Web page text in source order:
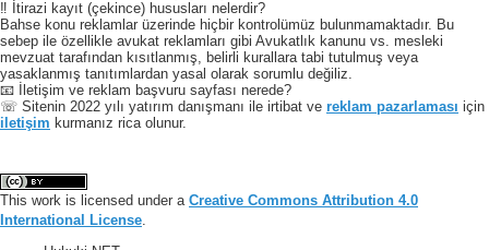
‼️ İtirazi kayıt (çekince) hususları nelerdir?
Bahse konu reklamlar üzerinde hiçbir kontrolümüz bulunmamaktadır. Bu
sebep ile özellikle avukat reklamları gibi Avukatlık kanunu vs. mesleki
mevzuat tarafından kısıtlanmış, belirli kurallara tabi tutulmuş veya
yasaklanmış tanıtımlardan yasal olarak sorumlu değiliz.
📧 İletişim ve reklam başvuru sayfası nerede?
☏ Sitenin 2022 yılı yatırım danışmanı ile irtibat ve reklam pazarlaması için
iletişim kurmanız rica olunur.
This work is licensed under a Creative Commons Attribution 4.0
International License.